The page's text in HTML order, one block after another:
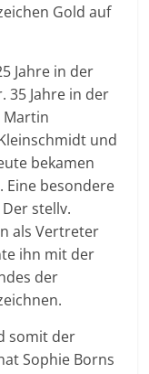
Gold auf
Jahre in der
35 Jahre in der
Martin
und
bekamen
Eine besondere
stellv.
als Vertreter
ihn mit der
der
somit der
Sophie Borns